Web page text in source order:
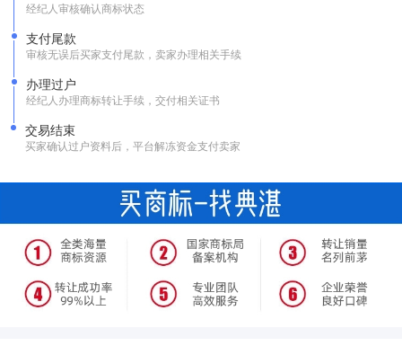
经纪人审核确认商标状态
支付尾款
审核无误后买家支付尾款，卖家办理相关手续
办理过户
经纪人办理商标转让手续，交付相关证书
交易结束
买家确认过户资料后，平台解冻资金支付卖家